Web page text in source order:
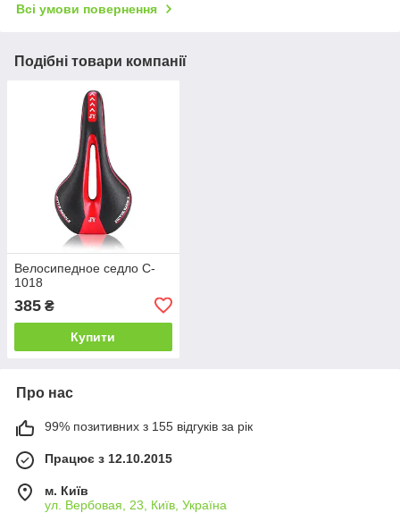
Всі умови повернення
Подібні товари компанії
Велосипедное седло C-
1018
385 ₴
Купити
Про нас
99% позитивних з 155 відгуків за рік
Працює з 12.10.2015
м. Київ
ул. Вербовая, 23, Київ, Україна